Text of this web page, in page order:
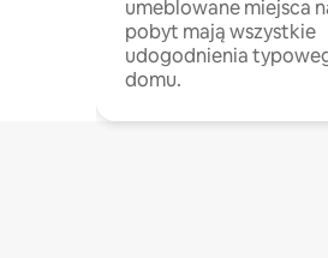
umeblowane miejsca
pobyt mają wszystkie
udogodnienia
domu.